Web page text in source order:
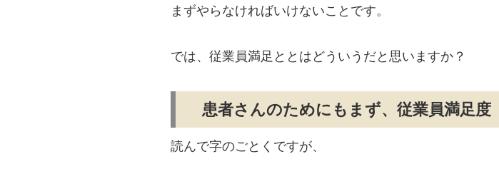
まずやらなければいけないことです。
では、従業員満足ととはどういうだと思いますか？
患者さんのためにもまず、従業員満足度
読んで字のごとくですが、